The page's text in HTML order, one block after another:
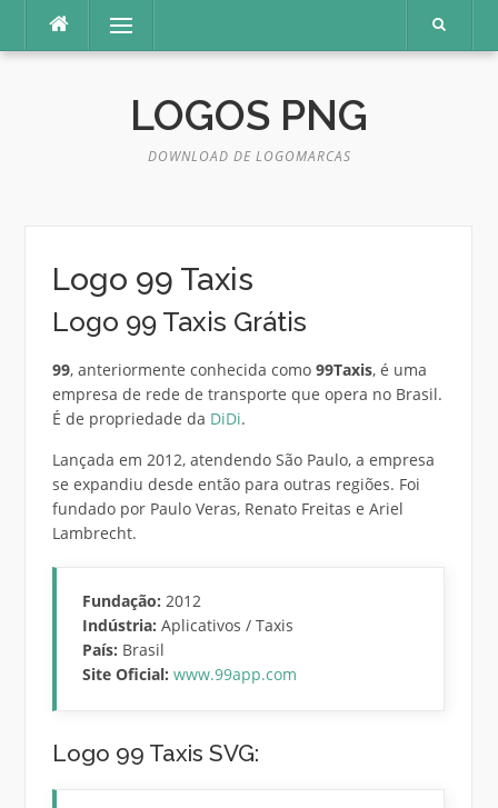
o
Menu
LOGOS PNG
DOWNLOAD DE LOGOMARCAS
Logo 99 Taxis
Logo 99 Taxis Grátis
99, anteriormente conhecida como 99Taxis, é uma
empresa de rede de transporte que opera no Brasil.
É de propriedade da DiDi.
Lançada em 2012, atendendo São Paulo, a empresa
se expandiu desde então para outras regiões. Foi
fundado por Paulo Veras, Renato Freitas e Ariel
Lambrecht.
Fundação: 2012
Indústria: Aplicativos / Taxis
País: Brasil
Site Oficial: www.99app.com
Logo 99 Taxis SVG: